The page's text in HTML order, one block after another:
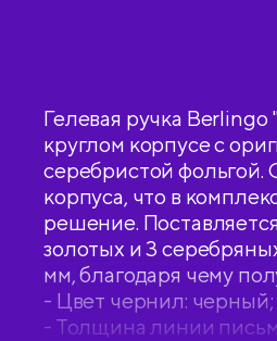
Гелевая ручка
круглом корпусе с
серебристой фольгой.
корпуса, что в
решение.
золотых и 3
мм, благодаря чему
- Цвет чернил: черный;
- Толщина линии